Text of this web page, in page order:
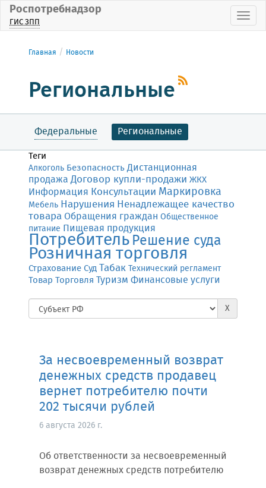
Роспотребнадзор
ГИС ЗПП
Главная Новости
Региональные
Федеральные Региональные
Теги
Алкоголь БезопасностьДистанционная
продажа Договор купли-продажи ЖКХ
Информация Консультации Маркировка
Мебель Нарушения Ненадлежащее качество
товара Обращения граждан Общественное
питание Пищевая продукция
ПотребительРешение суда
Розничная торговля
СтрахованиеСудТабакТехнический регламент
Товар Торговля Туризм Финансовые услуги
X
За несвоевременный возврат
денежных средств продавец
вернет потребителю почти
202 тысячи рублей
6 августа 2026 г.
Об ответственности за несвоевременный
возврат денежных средств потребителю